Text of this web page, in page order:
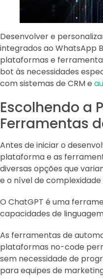
Desenvolver e
integrados ao WhatsApp
plataformas e
bot às necessidades
com sistemas de CRM e
Escolhendo a
Ferramentas
Antes de iniciar o
plataforma e as
diversas opções que
e o nível de complexidade
O ChatGPT é uma
capacidades de
As ferramentas de
plataformas no-code
sem necessidade de
para equipes de